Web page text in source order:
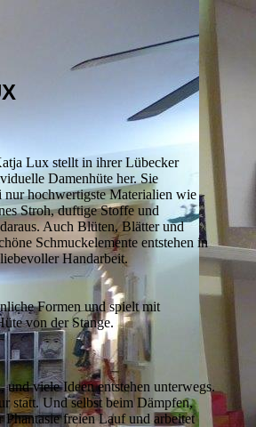
Lux stellt in ihrer Lübecker
Damenhüte her. Sie
nur hochwertigste Materialien wie
Stroh, duftige Stoffe und
Auch Blüten, Blätter und
Schmuckelemente entstehen in
Handarbeit.
Formen und spielt mit
von der Stange.
viele Ideen entstehen unterwegs.
statt. Und selbst beim Dämpfen,
freien Lauf und arbeitet